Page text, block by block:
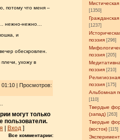
Мистическая
[1350]
Гражданская
[1237]
поэзия [296]
поэзия [205]
поэзия [210]
Религиозная
поэзия [175]
Альбомная
[110]
Твердые
(запад) [263]
Твердые
(восток) [115]
потому что меня –
нежно-нежно…
и
обескровлен.
ухожу в
| Просмотров:
могут только
пользователи.
Вход]
Все комментарии: